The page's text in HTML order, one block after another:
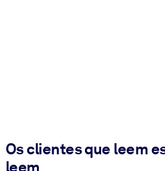
Os clientes que leem
leem